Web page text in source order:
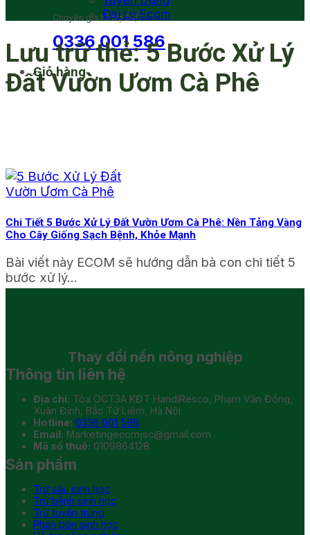
Chuyên gia hỗ trợ 24/7
0336 001 586
Giỏ hàng
Đại Lý Ecom
Lưu trữ thẻ:5 Bước Xử Lý
Đất Vườn Ươm Cà Phê
Chi Tiết 5 Bước Xử Lý Đất Vườn Ươm Cà Phê: Nền Tảng Vàng
Cho Cây Giống Sạch Bệnh, Khỏe Mạnh
Bài viết này ECOM sẽ hướng dẫn bà con chi tiết 5
bước xử lý...
Thay đổi nền nông nghiệp
Thông tin liên hệ
Địa chỉ: Tòa OCT3A KĐT HandiResco, Phạm Văn Đồng,
Xuân Đỉnh, Bắc Từ Liêm, Hà Nội
Hotline: 0336 001 586
Email: Marketingecomjsc@gmail.com
Mã số thuế: 0109864128
Sản phẩm
Trừ sâu sinh học
Trừ bệnh sinh học
Trừ tuyến trùng
Phân bón sinh học